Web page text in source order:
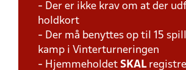
- Der er ikke krav om at der
holdkort
- Der må benyttes op til 15
kamp i Vinterturneringen
- Hjemmeholdet SKAL